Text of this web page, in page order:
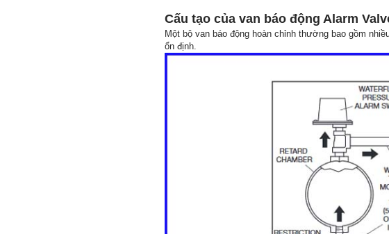
Cấu tạo của van báo động Alarm
Một bộ van báo động hoàn chỉnh thường bao gồm
ổn định.